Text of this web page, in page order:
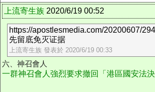
上流寄生族 2020/6/19 00:52
https://apostlesmedia.com/20200607/
先留底免灭证据
上流寄生族 發表於 2020/6/19 00:33
六、神召會人
一群神召會人強烈要求撤回「港區國安法